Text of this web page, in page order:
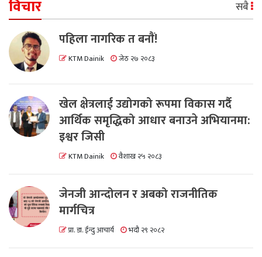
विचार सबै
पहिला नागरिक त बनाैं!
KTM Dainik जेठ २७ २०८३
खेल क्षेत्रलाई उद्योगको रूपमा विकास गर्दै
आर्थिक समृद्धिको आधार बनाउने अभियानमा:
इश्वर जिसी
KTM Dainik वैशाख २५ २०८३
जेनजी आन्दोलन र अबको राजनीतिक
मार्गचित्र
प्रा. डा. ईन्दु आचार्य भदौ २९ २०८२